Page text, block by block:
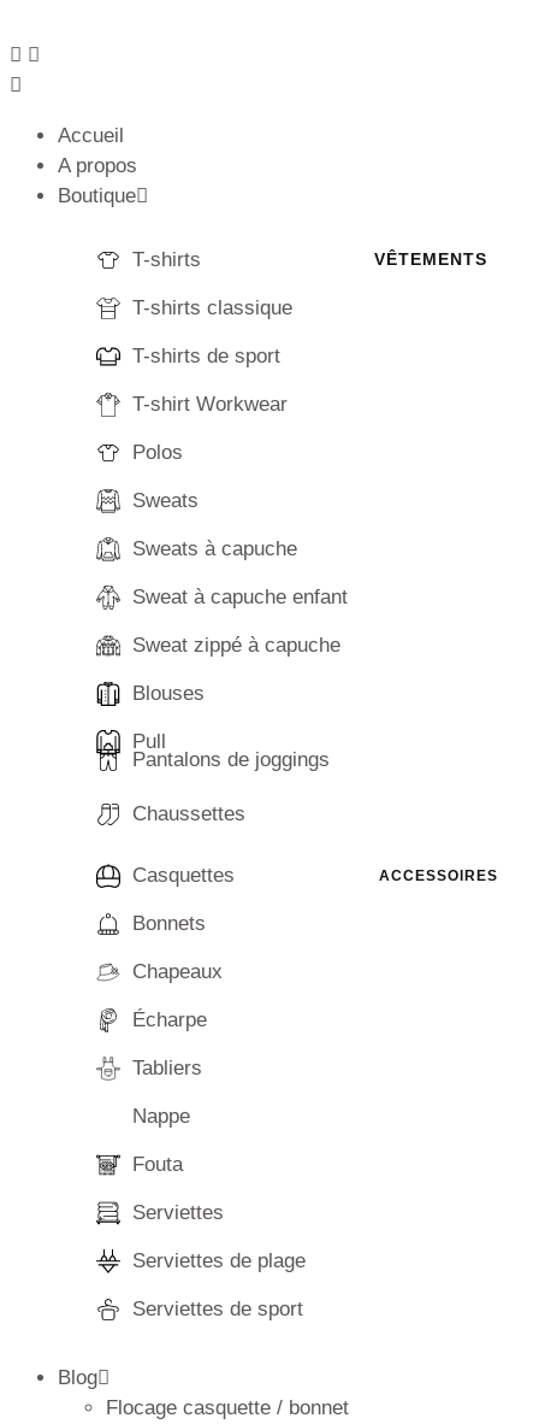
Accueil
A propos
Boutique
VÊTEMENTS
T-shirts
T-shirts classique
T-shirts de sport
T-shirt Workwear
Polos
Sweats
Sweats à capuche
Sweat à capuche enfant
Sweat zippé à capuche
Blouses
Pull
Pantalons de joggings
Chaussettes
ACCESSOIRES
Casquettes
Bonnets
Chapeaux
Écharpe
Tabliers
Nappe
Fouta
Serviettes
Serviettes de plage
Serviettes de sport
Blog
Flocage casquette / bonnet